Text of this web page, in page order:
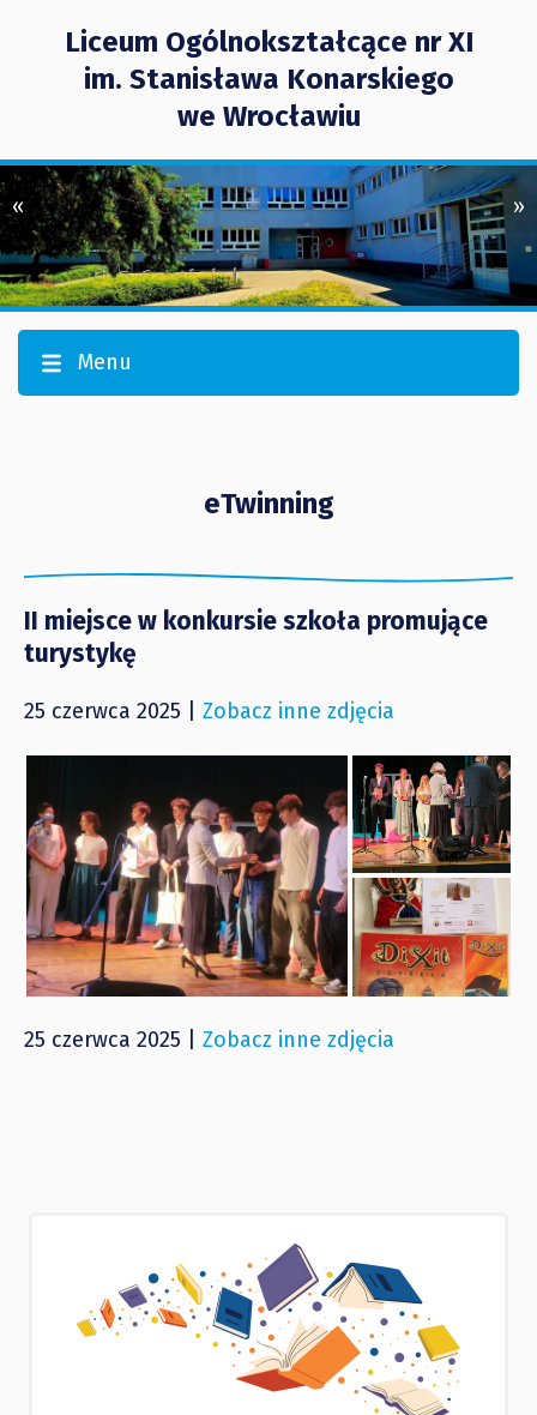
Liceum Ogólnokształcące nr XI
im. Stanisława Konarskiego
we Wrocławiu
« »
Menu
eTwinning
II miejsce w konkursie szkoła promujące
turystykę
25 czerwca 2025 | Zobacz inne zdjęcia
25 czerwca 2025 | Zobacz inne zdjęcia